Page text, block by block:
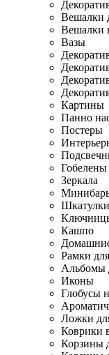
Вешалки
Вешалки
Вазы
Картины
Панно
Постеры
Гобелены
Зеркала
Шкатулки
Кашпо
Рамки
Альбомы
Иконы
Глобусы
Ложки
Коврики
Корзины